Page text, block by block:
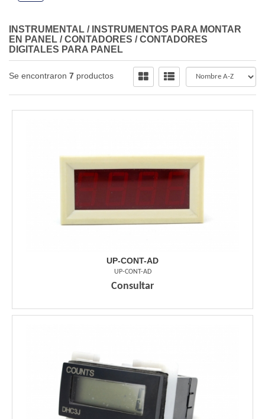
INSTRUMENTAL / INSTRUMENTOS PARA MONTAR
EN PANEL /CONTADORES /CONTADORES
DIGITALES PARA PANEL
Se encontraron 7 productos
UP-CONT-AD
UP-CONT-AD
Consultar